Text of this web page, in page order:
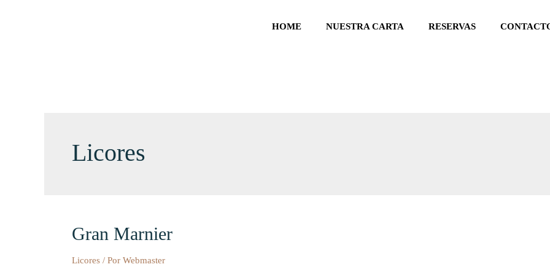
HOME NUESTRA CARTA RESERVAS
Licores
Gran Marnier
Licores / Por Webmaster
Gran